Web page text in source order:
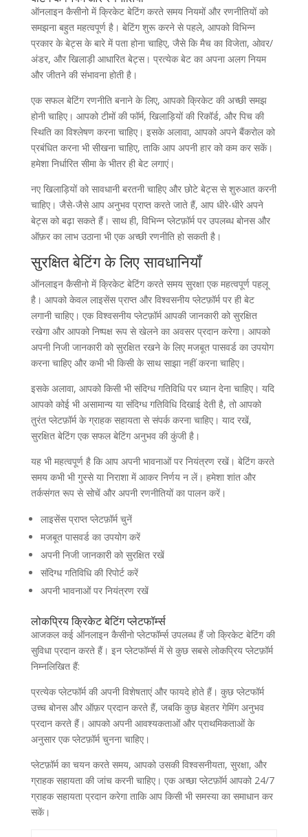
ऑनलाइन कैसीनो में क्रिकेट बेटिंग करते समय नियमों और रणनीतियों को
समझना बहुत महत्वपूर्ण है। बेटिंग शुरू करने से पहले, आपको विभिन्न
प्रकार के बेट्स के बारे में पता होना चाहिए, जैसे कि मैच का विजेता, ओवर/
अंडर, और खिलाड़ी आधारित बेट्स। प्रत्येक बेट का अपना अलग नियम
और जीतने की संभावना होती है।
एक सफल बेटिंग रणनीति बनाने के लिए, आपको क्रिकेट की अच्छी समझ
होनी चाहिए। आपको टीमों की फॉर्म, खिलाड़ियों की रिकॉर्ड, और पिच की
स्थिति का विश्लेषण करना चाहिए। इसके अलावा, आपको अपने बैंकरोल को
प्रबंधित करना भी सीखना चाहिए, ताकि आप अपनी हार को कम कर सकें।
हमेशा निर्धारित सीमा के भीतर ही बेट लगाएं।
नए खिलाड़ियों को सावधानी बरतनी चाहिए और छोटे बेट्स से शुरुआत करनी
चाहिए। जैसे-जैसे आप अनुभव प्राप्त करते जाते हैं, आप धीरे-धीरे अपने
बेट्स को बढ़ा सकते हैं। साथ ही, विभिन्न प्लेटफ़ॉर्म पर उपलब्ध बोनस और
ऑफ़र का लाभ उठाना भी एक अच्छी रणनीति हो सकती है।
सुरक्षित बेटिंग के लिए सावधानियाँ
ऑनलाइन कैसीनो में क्रिकेट बेटिंग करते समय सुरक्षा एक महत्वपूर्ण पहलू
है। आपको केवल लाइसेंस प्राप्त और विश्वसनीय प्लेटफ़ॉर्म पर ही बेट
लगानी चाहिए। एक विश्वसनीय प्लेटफ़ॉर्म आपकी जानकारी को सुरक्षित
रखेगा और आपको निष्पक्ष रूप से खेलने का अवसर प्रदान करेगा। आपको
अपनी निजी जानकारी को सुरक्षित रखने के लिए मजबूत पासवर्ड का उपयोग
करना चाहिए और कभी भी किसी के साथ साझा नहीं करना चाहिए।
इसके अलावा, आपको किसी भी संदिग्ध गतिविधि पर ध्यान देना चाहिए। यदि
आपको कोई भी असामान्य या संदिग्ध गतिविधि दिखाई देती है, तो आपको
तुरंत प्लेटफ़ॉर्म के ग्राहक सहायता से संपर्क करना चाहिए। याद रखें,
सुरक्षित बेटिंग एक सफल बेटिंग अनुभव की कुंजी है।
यह भी महत्वपूर्ण है कि आप अपनी भावनाओं पर नियंत्रण रखें। बेटिंग करते
समय कभी भी गुस्से या निराशा में आकर निर्णय न लें। हमेशा शांत और
तर्कसंगत रूप से सोचें और अपनी रणनीतियों का पालन करें।
लाइसेंस प्राप्त प्लेटफ़ॉर्म चुनें
मजबूत पासवर्ड का उपयोग करें
अपनी निजी जानकारी को सुरक्षित रखें
संदिग्ध गतिविधि की रिपोर्ट करें
अपनी भावनाओं पर नियंत्रण रखें
लोकप्रिय क्रिकेट बेटिंग प्लेटफॉर्म्स
आजकल कई ऑनलाइन कैसीनो प्लेटफॉर्म्स उपलब्ध हैं जो क्रिकेट बेटिंग की
सुविधा प्रदान करते हैं। इन प्लेटफॉर्म्स में से कुछ सबसे लोकप्रिय प्लेटफ़ॉर्म
निम्नलिखित हैं:
प्रत्येक प्लेटफॉर्म की अपनी विशेषताएं और फायदे होते हैं। कुछ प्लेटफॉर्म
उच्च बोनस और ऑफ़र प्रदान करते हैं, जबकि कुछ बेहतर गेमिंग अनुभव
प्रदान करते हैं। आपको अपनी आवश्यकताओं और प्राथमिकताओं के
अनुसार एक प्लेटफ़ॉर्म चुनना चाहिए।
प्लेटफ़ॉर्म का चयन करते समय, आपको उसकी विश्वसनीयता, सुरक्षा, और
ग्राहक सहायता की जांच करनी चाहिए। एक अच्छा प्लेटफ़ॉर्म आपको 24/7
ग्राहक सहायता प्रदान करेगा ताकि आप किसी भी समस्या का समाधान कर
सकें।